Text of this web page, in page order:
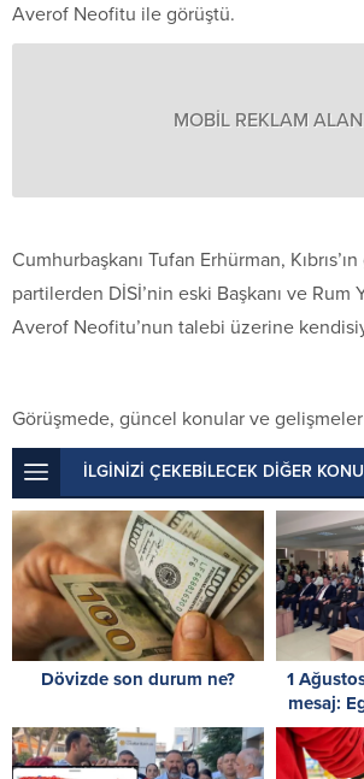
Averof Neofitu ile görüştü.
MOBİL REKLAM
Cumhurbaşkanı Tufan Erhürman,
partilerden DİSİ’nin eski Başkanı ve
Averof Neofitu’nun talebi üzerine
Görüşmede, güncel konular ve gelişmeler
İLGİNİZİ ÇEKEBİLECEK DİĞER
Dövizde son durum ne?
1
mesaj:
iki